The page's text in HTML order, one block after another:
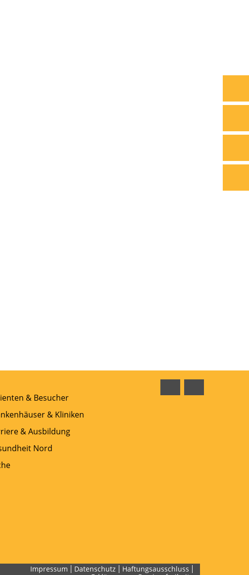
& Besucher
& Kliniken
& Ausbildung
Nord
Impressum Datenschutz
Haftungsausschluss